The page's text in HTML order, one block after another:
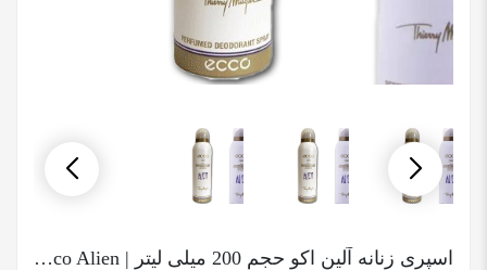
اسپری زنانه آلین اکو حجم 200 میلی لیتر | Ecco Alien